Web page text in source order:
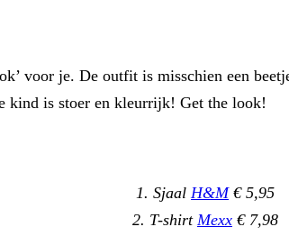
voor je. De outfit is misschien een
kind is stoer en kleurrijk! Get the look!
1. Sjaal H&M€ 5,95
2. T-shirt Mexx € 7,98